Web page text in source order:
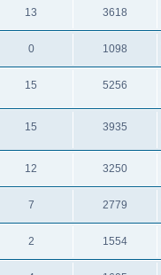
13 3618
0 1098
15 5256
15 3935
12 3250
7 2779
2 1554